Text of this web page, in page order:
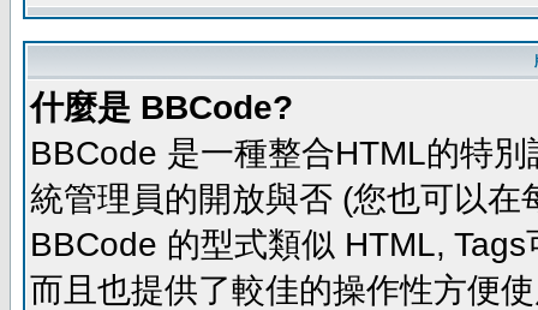
什麼是 BBCode?
BBCode 是一種整合HTML的特
統管理員的開放與否 (您也可以
BBCode 的型式類似 HTML,
而且也提供了較佳的操作性方便